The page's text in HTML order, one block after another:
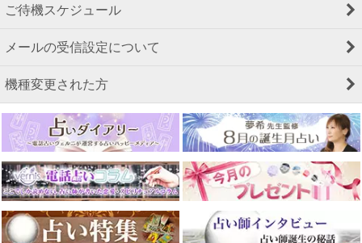
ご待機スケジュール
メールの受信設定について
機種変更された方